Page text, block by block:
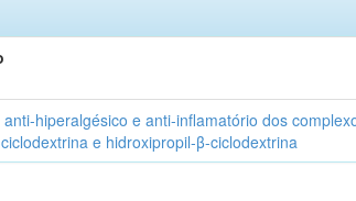
anti-hiperalgésico e anti-inflamatório dos
e hidroxipropil-β-ciclodextrina